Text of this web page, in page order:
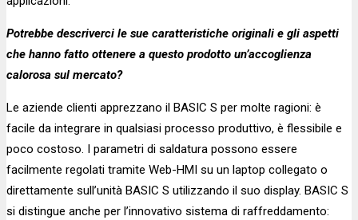
Potrebbe descriverci le sue caratteristiche originali e gli aspetti
che hanno fatto ottenere a questo prodotto un’accoglienza
calorosa sul mercato?
Le aziende clienti apprezzano il BASIC S per molte ragioni: è
facile da integrare in qualsiasi processo produttivo, è flessibile e
poco costoso. I parametri di saldatura possono essere
facilmente regolati tramite Web-HMI su un laptop collegato o
direttamente sull’unità BASIC S utilizzando il suo display. BASIC S
si distingue anche per l’innovativo sistema di raffreddamento: